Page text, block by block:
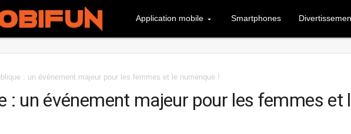
Application mobile Smartphones
: un événement majeur pour les femmes et le numérique !
: un événement majeur pour les femmes et